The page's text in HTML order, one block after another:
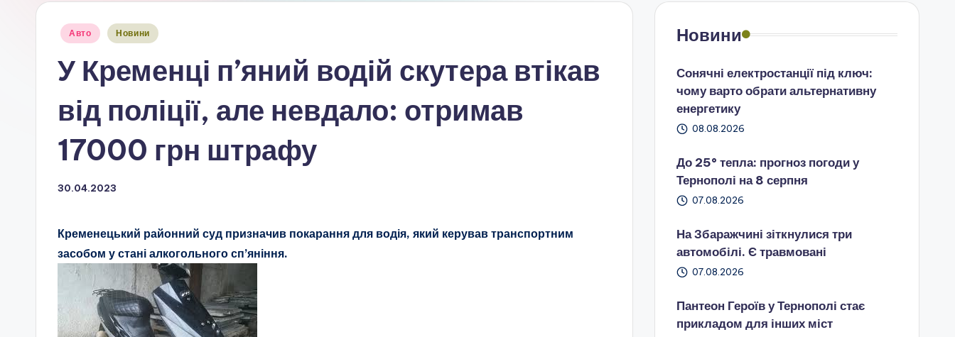
Опубліковано
Авто Новини
У Кременці п’яний водій скутера втікав
від поліції, але невдало: отримав
17000 грн штрафу
30.04.2023
Кременецький районний суд призначив покарання для водія, який керував транспортним
засобом у стані алкогольного сп’яніння.
Новини
Сонячні електростанції під ключ:
чому варто обрати альтернативну
енергетику
08.08.2026
До 25° тепла: прогноз погоди у
Тернополі на 8 серпня
07.08.2026
На Збаражчині зіткнулися три
автомобілі. Є травмовані
07.08.2026
Пантеон Героїв у Тернополі стає
прикладом для інших міст